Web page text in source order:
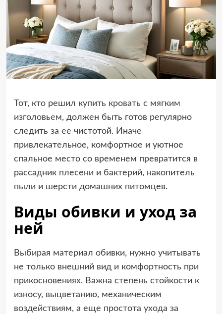
Тот, кто решил купить кровать с мягким
изголовьем, должен быть готов регулярно
следить за ее чистотой. Иначе
привлекательное, комфортное и уютное
спальное место со временем превратится в
рассадник плесени и бактерий, накопитель
пыли и шерсти домашних питомцев.
Виды обивки и уход за
ней
Выбирая материал обивки, нужно учитывать
не только внешний вид и комфортность при
прикосновениях. Важна степень стойкости к
износу, выцветанию, механическим
воздействиям, а еще простота ухода за